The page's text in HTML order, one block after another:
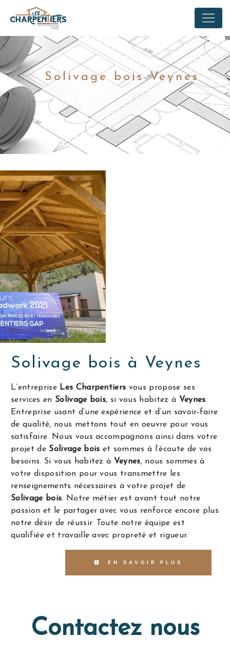
Solivage bois Veynes
Solivage bois à Veynes
L’entreprise Les Charpentiers vous propose ses
services en Solivage bois, si vous habitez à Veynes.
Entreprise usant d’une expérience et d’un savoir-faire
de qualité, nous mettons tout en oeuvre pour vous
satisfaire. Nous vous accompagnons ainsi dans votre
projet de Solivage bois et sommes à l’écoute de vos
besoins. Si vous habitez à Veynes, nous sommes à
votre disposition pour vous transmettre les
renseignements nécessaires à votre projet de
Solivage bois. Notre métier est avant tout notre
passion et le partager avec vous renforce encore plus
notre désir de réussir. Toute notre équipe est
qualifiée et travaille avec propreté et rigueur.
EN SAVOIR PLUS
Contactez nous
Panneau de gestion des cookies